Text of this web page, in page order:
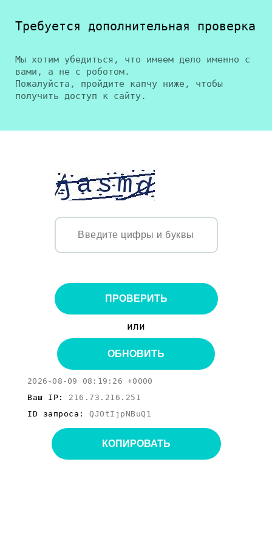
Требуется дополнительная проверка
Мы хотим убедиться, что имеем дело именно с
вами, а не с роботом.
Пожалуйста, пройдите капчу ниже, чтобы
получить доступ к сайту.
ПРОВЕРИТЬ
или
ОБНОВИТЬ
2026-08-09 08:19:26 +0000
Ваш IP: 216.73.216.251
ID запроса: QJOtIjpNBuQ1
КОПИРОВАТЬ